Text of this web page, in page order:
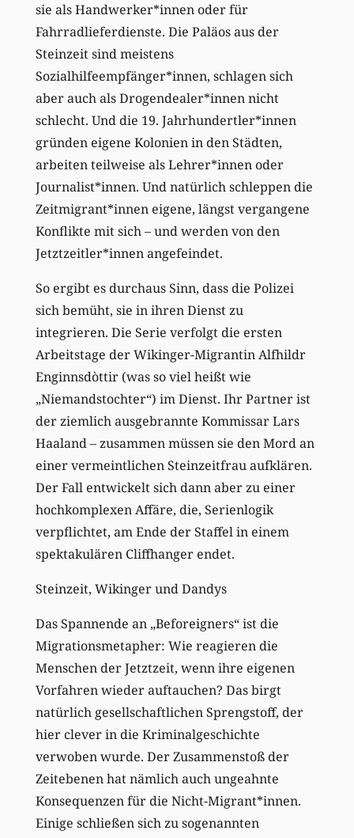
sie als Handwerker*innen oder für
Fahrradlieferdienste. Die Paläos aus der
Steinzeit sind meistens
Sozialhilfeempfänger*innen, schlagen sich
aber auch als Drogendealer*innen nicht
schlecht. Und die 19. Jahrhundertler*innen
gründen eigene Kolonien in den Städten,
arbeiten teilweise als Lehrer*innen oder
Journalist*innen. Und natürlich schleppen die
Zeitmigrant*innen eigene, längst vergangene
Konflikte mit sich – und werden von den
Jetztzeitler*innen angefeindet.
So ergibt es durchaus Sinn, dass die Polizei
sich bemüht, sie in ihren Dienst zu
integrieren. Die Serie verfolgt die ersten
Arbeitstage der Wikinger-Migrantin Alfhildr
Enginnsdòttir (was so viel heißt wie
„Niemandstochter“) im Dienst. Ihr Partner ist
der ziemlich ausgebrannte Kommissar Lars
Haaland – zusammen müssen sie den Mord an
einer vermeintlichen Steinzeitfrau aufklären.
Der Fall entwickelt sich dann aber zu einer
hochkomplexen Affäre, die, Serienlogik
verpflichtet, am Ende der Staffel in einem
spektakulären Cliffhanger endet.
Steinzeit, Wikinger und Dandys
Das Spannende an „Beforeigners“ ist die
Migrationsmetapher: Wie reagieren die
Menschen der Jetztzeit, wenn ihre eigenen
Vorfahren wieder auftauchen? Das birgt
natürlich gesellschaftlichen Sprengstoff, der
hier clever in die Kriminalgeschichte
verwoben wurde. Der Zusammenstoß der
Zeitebenen hat nämlich auch ungeahnte
Konsequenzen für die Nicht-Migrant*innen.
Einige schließen sich zu sogenannten